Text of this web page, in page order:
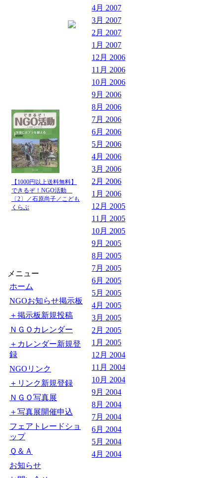
【1000円以上送料無料】
できるぞ！NGO活動
〔2〕／石原尚子／こども
くらぶ
メニュー
ホーム
NGOお知らせ掲示板
＋掲示板新規投稿
ＮＧＯカレンダー
＋カレンダー新規登
録
NGOリンク
＋リンク新規登録
ＮＧＯ写真展
＋写真展開催申込
フェアトレードショ
ップ
Ｑ＆Ａ
お知らせ
4月 2007
3月 2007
2月 2007
1月 2007
12月 2006
11月 2006
10月 2006
9月 2006
8月 2006
7月 2006
6月 2006
5月 2006
4月 2006
3月 2006
2月 2006
1月 2006
12月 2005
11月 2005
10月 2005
9月 2005
8月 2005
7月 2005
6月 2005
5月 2005
4月 2005
3月 2005
2月 2005
1月 2005
12月 2004
11月 2004
10月 2004
9月 2004
8月 2004
7月 2004
6月 2004
5月 2004
4月 2004